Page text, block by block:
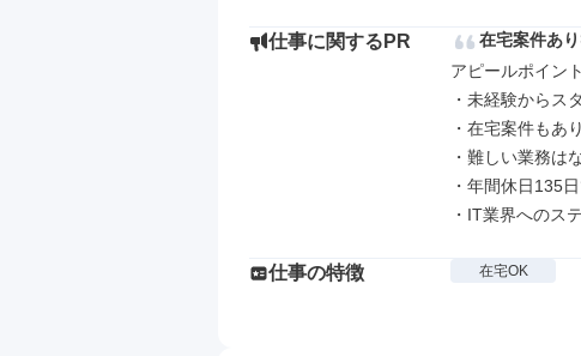
仕事に関するPR
在宅案件あ
アピールポイン
・未経験からス
・在宅案件もあ
・難しい業務は
・年間休日135
・IT業界へのス
仕事の特徴 在宅OK